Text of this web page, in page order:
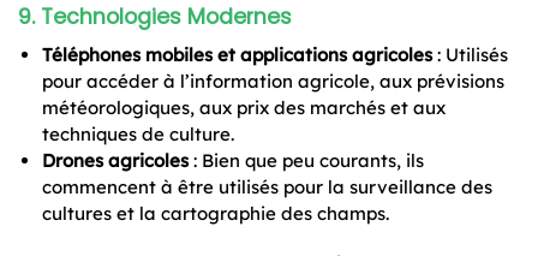
9. Technologies Modernes
Téléphones mobiles et applications agricoles: Utilisés
pour accéder à l’information agricole, aux prévisions
météorologiques, aux prix des marchés et aux
techniques de culture.
Drones agricoles: Bien que peu courants, ils
commencent à être utilisés pour la surveillance des
cultures et la cartographie des champs.